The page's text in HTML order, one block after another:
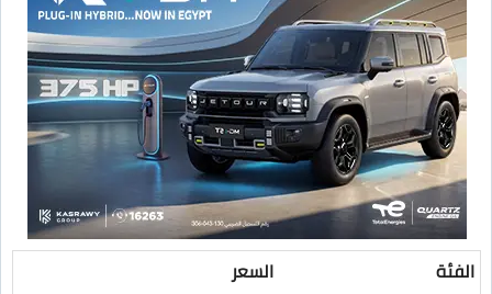
الفئة
السعر